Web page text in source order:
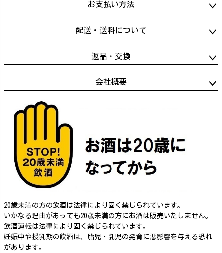
お支払い方法
配送・送料について
返品・交換
会社概要
20歳未満の方の飲酒は法律により固く禁じられています。
いかなる理由があっても20歳未満の方にお酒は販売いたしません。
飲酒運転は法律により固く禁じられています。
妊娠中や授乳期の飲酒は、胎児・乳児の発育に悪影響を与える恐れ
があります。